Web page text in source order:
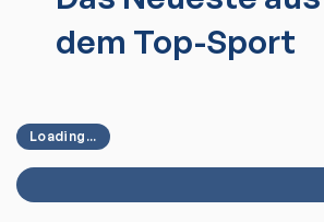
dem Top-Sport
Loading...